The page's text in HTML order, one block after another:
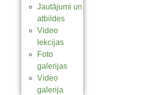
Jautājumi un
atbildes
Video
lekcijas
Foto
galerijas
Video
galerija